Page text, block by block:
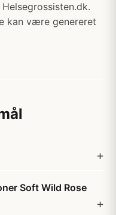
kan være genereret
Soft Wild Rose